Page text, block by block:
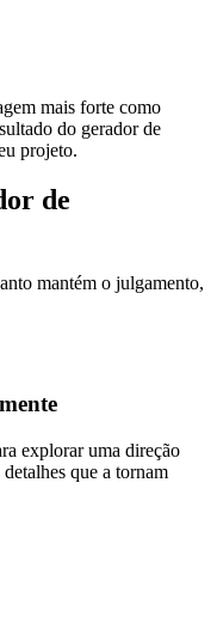
mais forte como
do gerador de
projeto.
de
mantém o julgamento,
explorar uma direção
que a tornam